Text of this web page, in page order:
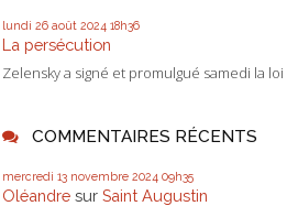
lundi 26 août 2024 18h36
La persécution
Zelensky a signé et promulgué samedi la
COMMENTAIRES RÉCENTS
mercredi 13 novembre 2024 09h35
Oléandre sur Saint Augustin